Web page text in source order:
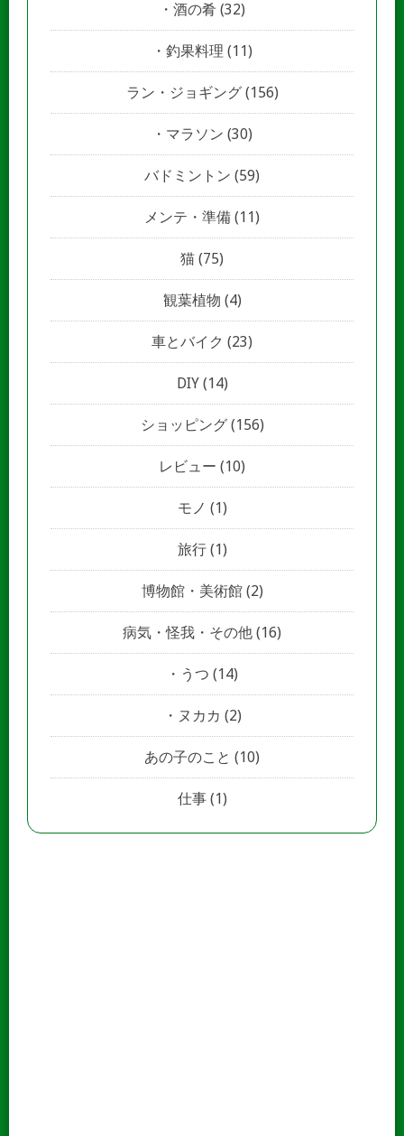
酒の肴 (32)
釣果料理 (11)
ラン・ジョギング(156)
マラソン (30)
バドミントン (59)
メンテ・準備 (11)
猫 (75)
観葉植物 (4)
車とバイク (23)
DIY(14)
ショッピング(156)
レビュー (10)
モノ (1)
旅行(1)
博物館・美術館(2)
病気・怪我・その他 (16)
うつ (14)
ヌカカ (2)
あの子のこと (10)
仕事(1)